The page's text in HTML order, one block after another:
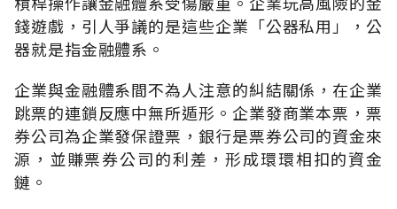
錢遊戲，引人爭議的是這些企業「公器私用」，公
器就是指金融體系。
企業與金融體系間不為人注意的糾結關係，在企業
跳票的連鎖反應中無所遁形。企業發商業本票，票
券公司為企業發保證票，銀行是票券公司的資金來
源，並賺票券公司的利差，形成環環相扣的資金
鏈。